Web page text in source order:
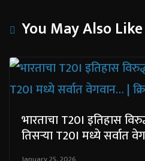
You May Also Like
भारताचा T20I इतिहास
तिसऱ्या T20I मध्ये सर्वात